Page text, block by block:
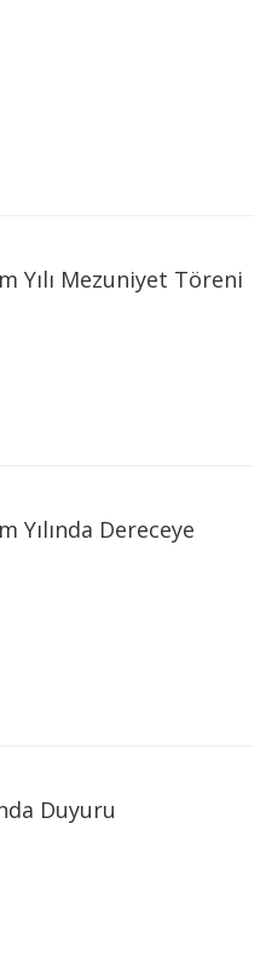
Yılı Mezuniyet Töreni
Yılında Dereceye
Duyuru